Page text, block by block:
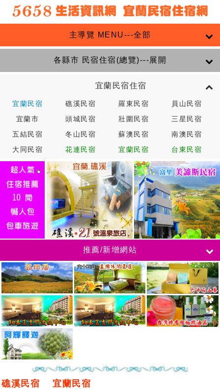
主導覽 MENU---全部
各縣市 民宿住宿(總覽)---展開
宜蘭民宿住宿
宜蘭民宿 礁溪民宿 羅東民宿 員山民宿
宜蘭市 頭城民宿 壯圍民宿 三星民宿
五結民宿 冬山民宿 蘇澳民宿 南澳民宿
大同民宿 花連民宿 宜蘭民宿 台東民宿
推薦/新增網站
礁溪民宿 宜蘭民宿